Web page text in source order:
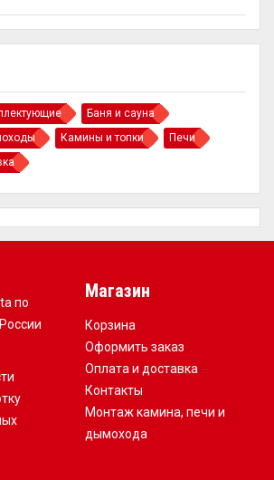
Баня и сауна
Камины и топки
Печи
по
Магазин
Корзина
Оформить заказ
Оплата и доставка
Контакты
Монтаж камина, печи и
дымохода